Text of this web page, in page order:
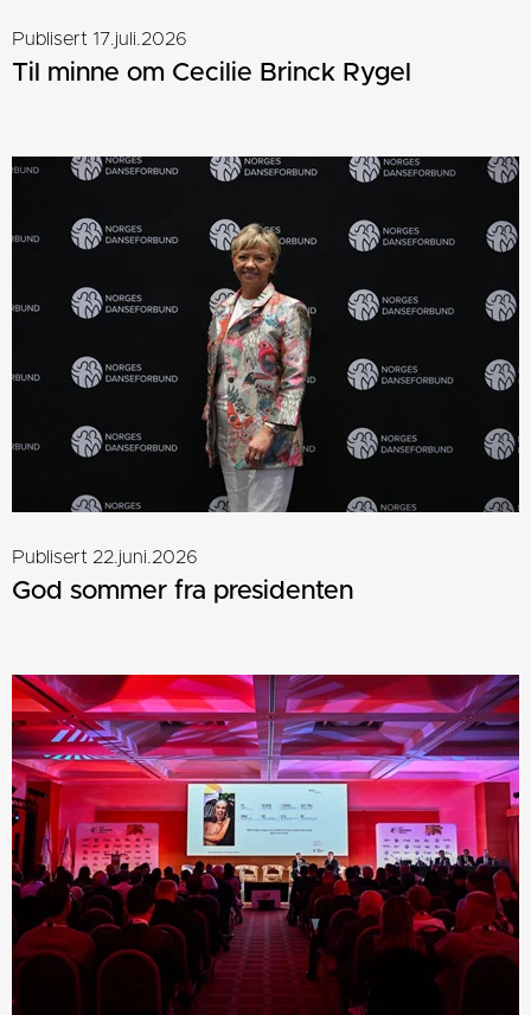
Publisert 17.juli.2026
Til minne om Cecilie Brinck Rygel
Publisert 22.juni.2026
God sommer fra presidenten